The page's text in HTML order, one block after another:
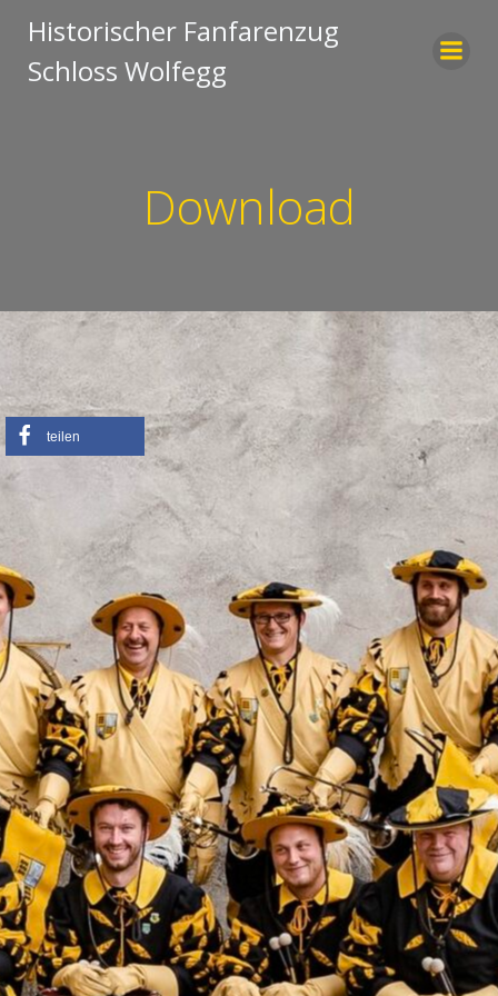
Inhalt
Historischer Fanfarenzug
Schloss Wolfegg
Download
teilen